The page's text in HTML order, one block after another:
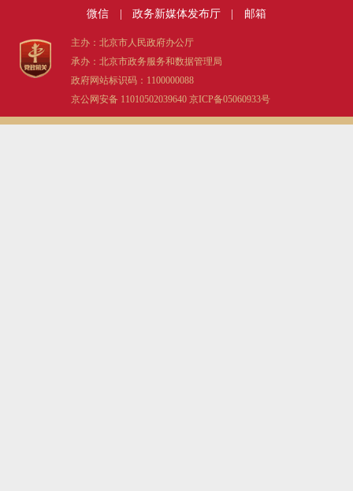
微信 政务新媒体发布厅 邮箱
主办：北京市人民政府办公厅
承办：北京市政务服务和数据管理局
政府网站标识码：1100000088
京公网安备 11010502039640 京ICP备05060933号